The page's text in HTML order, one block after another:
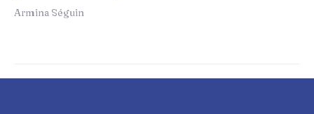
Armina Séguin